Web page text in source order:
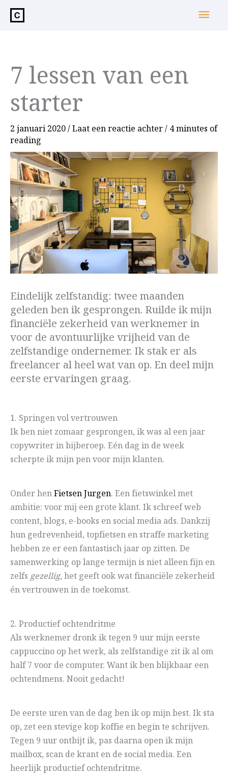
inhoud
7 lessen van een
starter
2 januari 2020/Laat een reactie achter/ 4 minutes of
reading
Eindelijk zelfstandig: twee maanden
geleden ben ik gesprongen. Ruilde ik mijn
financiële zekerheid van werknemer in
voor de avontuurlijke vrijheid van de
zelfstandige ondernemer. Ik stak er als
freelancer al heel wat van op. En deel mijn
eerste ervaringen graag.
1. Springen vol vertrouwen
Ik ben niet zomaar gesprongen, ik was al een jaar
copywriter in bijberoep. Eén dag in de week
scherpte ik mijn pen voor mijn klanten.
Onder henFietsen Jurgen. Een fietswinkel met
ambitie: voor mij een grote klant. Ik schreef web
content, blogs, e-books en social media ads. Dankzij
hun gedrevenheid, topfietsen en straffe marketing
hebben ze er een fantastisch jaar op zitten. De
samenwerking op lange termijn is niet alleen fijn en
zelfs gezellig, het geeft ook wat financiële zekerheid
én vertrouwen in de toekomst.
2. Productief ochtendritme
Als werknemer dronk ik tegen 9 uur mijn eerste
cappuccino op het werk, als zelfstandige zit ik al om
half 7 voor de computer. Want ik ben blijkbaar een
ochtendmens. Nooit gedacht!
De eerste uren van de dag ben ik op mijn best. Ik sta
op, zet een stevige kop koffie en begin te schrijven.
Tegen 9 uur ontbijt ik, pas daarna open ik mijn
mailbox, scan de krant en de social media. Een
heerlijk productief ochtendritme.